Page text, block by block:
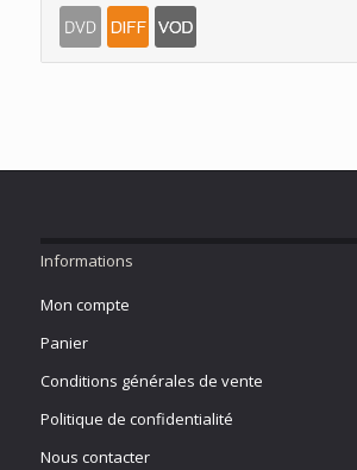
Informations
Mon compte
Panier
Conditions générales de vente
Politique de confidentialité
Nous contacter